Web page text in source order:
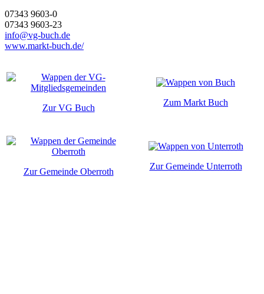
07343 9603-0
07343 9603-23
info@vg-buch.de
www.markt-buch.de/
Zur VG Buch
Zum Markt Buch
Zur Gemeinde Oberroth
Zur Gemeinde Unterroth